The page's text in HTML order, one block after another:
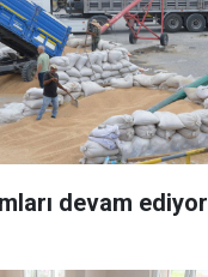
devam ediyor